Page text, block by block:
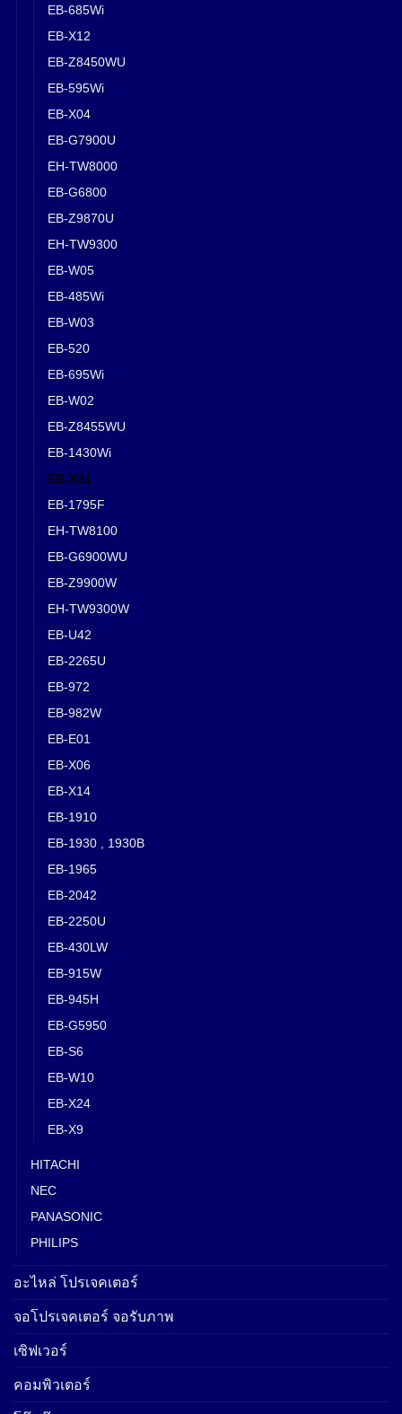
EB-685Wi
EB-X12
EB-Z8450WU
EB-595Wi
EB-X04
EB-G7900U
EH-TW8000
EB-G6800
EB-Z9870U
EH-TW9300
EB-W05
EB-485Wi
EB-W03
EB-520
EB-695Wi
EB-W02
EB-Z8455WU
EB-1430Wi
EB-X31
EB-1795F
EH-TW8100
EB-G6900WU
EB-Z9900W
EH-TW9300W
EB-U42
EB-2265U
EB-972
EB-982W
EB-E01
EB-X06
EB-X14
EB-1910
EB-1930 , 1930B
EB-1965
EB-2042
EB-2250U
EB-430LW
EB-915W
EB-945H
EB-G5950
EB-S6
EB-W10
EB-X24
EB-X9
HITACHI
NEC
PANASONIC
PHILIPS
อะไหล่ โปรเจคเตอร์
จอโปรเจคเตอร์ จอรับภาพ
เซิฟเวอร์
คอมพิวเตอร์